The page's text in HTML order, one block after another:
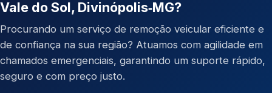
Vale do Sol, Divinópolis‑MG?
Procurando um serviço de remoção veicular eficiente e
de confiança na sua região? Atuamos com agilidade em
chamados emergenciais, garantindo um suporte rápido,
seguro e com preço justo.